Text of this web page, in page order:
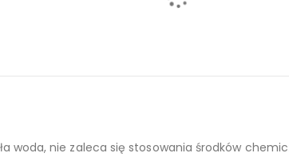
lub zawiesić dzięki dołączonej do zestawu
woda, nie zaleca się stosowania środków